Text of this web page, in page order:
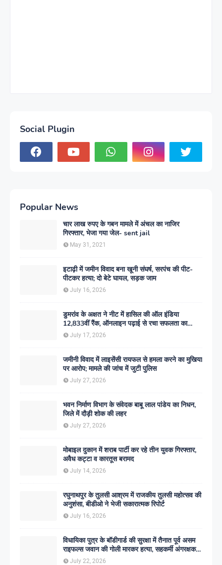
Social Plugin
Popular News
चार लाख रुपए के गबन मामले में अंचल का नाजिर
गिरफ्तार, भेजा गया जेल- sent jail
May 31, 2021
इटाढ़ी में जमीन विवाद बना खूनी संघर्ष, सरपंच की पीट-
पीटकर हत्या; दो बेटे घायल, सड़क जाम
July 16, 2026
डुमरांव के अक्षत ने नीट में हासिल की ऑल इंडिया
12,833वीं रैंक, ऑनलाइन पढ़ाई से रचा सफलता का
इतिहास
July 17, 2026
जमीनी विवाद में लाइसेंसी रायफल से हमला करने का मुखिया
पर आरोप; मामले की जांच में जुटी पुलिस
July 27, 2026
भवन निर्माण विभाग के संवेदक बाबू लाल पांडेय का निधन,
जिले में दौड़ी शोक की लहर
July 27, 2026
मोबाइल दुकान में शराब पार्टी कर रहे तीन युवक गिरफ्तार,
अवैध कट्टा व कारतूस बरामद
July 14, 2026
रघुनाथपुर के तुलसी आश्रम में राजकीय तुलसी महोत्सव की
अनुशंसा, बीडीओ ने भेजी सकारात्मक रिपोर्ट
July 16, 2026
विधायिका पुत्र के बॉडीगार्ड की सुरक्षा में तैनात पूर्व असम
राइफल्स जवान की गोली मारकर हत्या, सहकर्मी अंगरक्षक
गिरफ्तार
July 22, 2026